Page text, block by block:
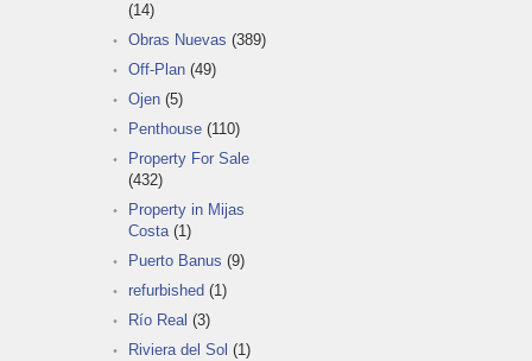
(14)
Obras Nuevas (389)
Off-Plan (49)
Ojen (5)
Penthouse (110)
Property For Sale
(432)
Property in Mijas
Costa(1)
Puerto Banus (9)
refurbished (1)
Río Real (3)
Riviera del Sol (1)